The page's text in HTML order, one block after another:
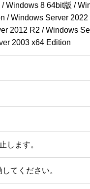
Windows 8 64bit版 /
/ Windows Server
2012 R2 / Windows
2003 x64 Edition
します。
てください。